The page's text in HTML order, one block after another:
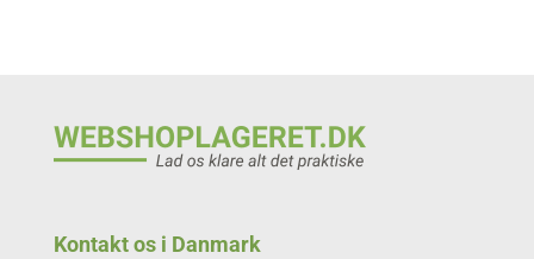
Kontakt os i Danmark